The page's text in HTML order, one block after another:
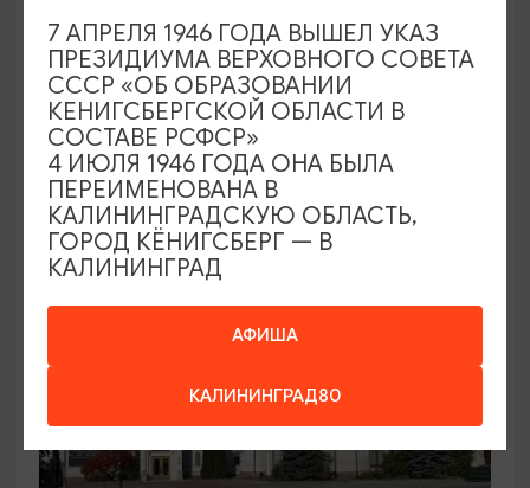
Семейный клуб выходного дня в
Морском выставочном центре
19.07.2026 - 30.08.2026, СБ 12:00, 13:00
Светлогорск, Морской выставочный центр г.
Светлогорск
АФИША
КАЛИНИНГРАД80
7 АПРЕЛЯ 1946 ГОДА ВЫШЕЛ УКАЗ
ПРЕЗИДИУМА ВЕРХОВНОГО СОВЕТА
СССР «ОБ ОБРАЗОВАНИИ
КЕНИГСБЕРГСКОЙ ОБЛАСТИ В
СОСТАВЕ РСФСР»
4 ИЮЛЯ 1946 ГОДА ОНА БЫЛА
ПЕРЕИМЕНОВАНА В
КАЛИНИНГРАДСКУЮ ОБЛАСТЬ,
ГОРОД КЁНИГСБЕРГ — В
КАЛИНИНГРАД